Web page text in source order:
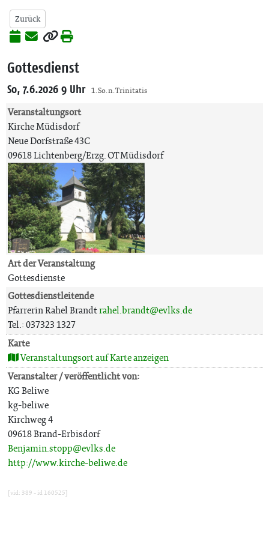
Zurück
Gottesdienst
So, 7.6.2026 9 Uhr 1. So. n. Trinitatis
Veranstaltungsort
Kirche Müdisdorf
Neue Dorfstraße 43C
09618 Lichtenberg/Erzg. OT Müdisdorf
Art der Veranstaltung
Gottesdienste
Gottesdienstleitende
Pfarrerin Rahel Brandtrahel.brandt@evlks.de
Tel.: 037323 1327
Karte
Veranstaltungsort auf Karte anzeigen
Veranstalter / veröffentlicht von:
KG Beliwe
kg-beliwe
Kirchweg 4
09618 Brand-Erbisdorf
Benjamin.stopp@evlks.de
http://www.kirche-beliwe.de
[vid: 389 - id 160525]